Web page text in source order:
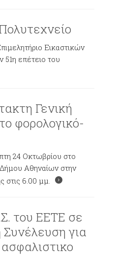
Εικαστικών
51η επέτειο του
Γενική
φορολογικό-
24 Οκτωβρίου στο
Αθηναίων στην
στις 6.00 μμ.
του ΕΕΤΕ σε
Συνέλευση για